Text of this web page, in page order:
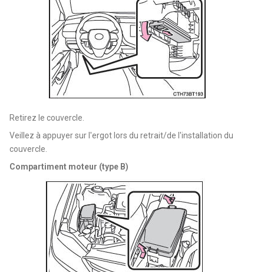
Retirez le couvercle.
Veillez à appuyer sur l'ergot lors du retrait/de l'installation du
couvercle.
Compartiment moteur (type B)